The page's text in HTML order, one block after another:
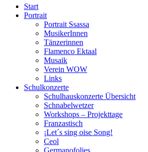
Start
Portrait
Portrait Ssassa
MusikerInnen
Tänzerinnen
Flamenco Ektaal
Musaik
Verein WOW
Links
Schulkonzerte
Schulhauskonzerte Übersicht
Schnabelwetzer
Workshops – Projekttage
Franzastisch
¡Let´s sing oise Song!
Ceol